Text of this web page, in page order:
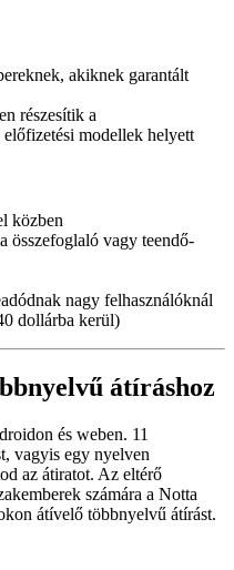
akiknek garantált
részesítik a
modellek helyett
közben
összefoglaló vagy teendő-
nagy felhasználóknál
dollárba kerül)
átíráshoz
és weben. 11
vagyis egy nyelven
az átiratot. Az eltérő
számára a Notta
átívelő többnyelvű átírást.